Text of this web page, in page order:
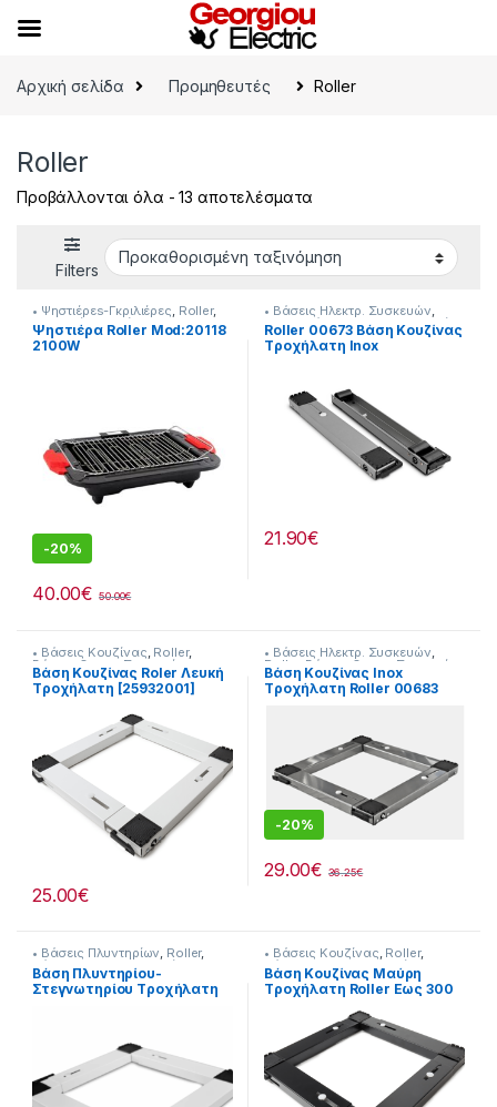
Αρχική σελίδα
Προμηθευτές Roller
Roller
Προβάλλονται όλα - 13 αποτελέσματα
Filters
• Ψηστιέρεs-Γκριλιέρες Roller,
Συσκευές Κουζίνας
Ψηστιέρα Roller Mod:20118
2100W
-20%
40.00€ 50.00€
• Βάσεις Ηλεκτρ. Συσκευών
Roller Βάσεις Οικιακ. Συσκευών
Roller 00673 Βάση Κουζίνας
Tροχήλατη Inox
21.90€
• Βάσεις Κουζίνας, Roller,
Βάσεις Οικιακ. Συσκευών
Βάση Κουζίνας Roler Λευκή
Tροχήλατη [25932001]
25.00€
• Βάσεις Ηλεκτρ. Συσκευών,
Roller Βάσεις Οικιακ. Συσκευών
Βάση Κουζίνας Inox
Tροχήλατη Roller 00683
-20%
29.00€ 36.25€
• Βάσεις Πλυντηρίων, Roller,
Βάσεις Οικιακ. Συσκευών
Βάση Πλυντηρίου-
Στεγνωτηρίου Tροχήλατη
• Βάσεις Κουζίνας, Roller,
Βάσεις Οικιακ. Συσκευών
Βάση Κουζίνας Μαύρη
Tροχήλατη Roller Εως 300